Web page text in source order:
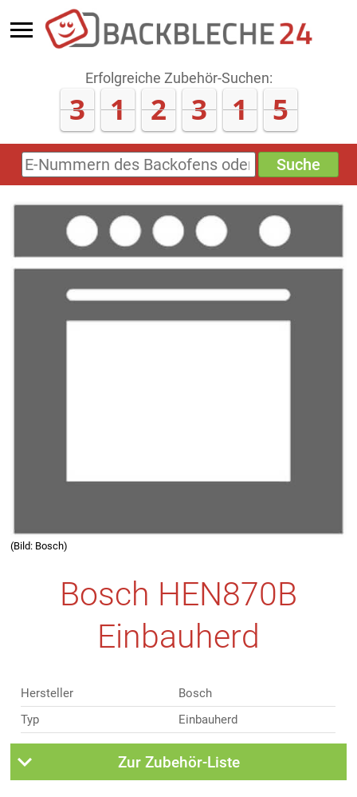
Erfolgreiche Zubehör-Suchen:
3 1 2 3 1 5
E-
Nummern
Sonderzeichen)
Suche
(Bild: Bosch)
Bosch HEN870B
Einbauherd
Hersteller
Bosch
Typ
Einbauherd
Zur Zubehör-Liste